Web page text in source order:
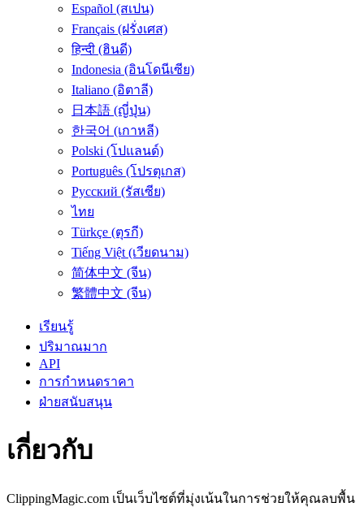
Español (สเปน)
Français (ฝรั่งเศส)
हिन्दी (ฮินดี)
Indonesia (อินโดนีเซีย)
Italiano (อิตาลี)
日本語 (ญี่ปุ่น)
한국어 (เกาหลี)
Polski (โปแลนด์)
Português (โปรตุเกส)
Русский (รัสเซีย)
ไทย
Türkçe (ตุรกี)
Tiếng Việt (เวียดนาม)
简体中文 (จีน)
繁體中文 (จีน)
เรียนรู้
ปริมาณมาก
API
การกำหนดราคา
ฝ่ายสนับสนุน
เกี่ยวกับ
ClippingMagic.com เป็นเว็บไซต์ที่มุ่งเน้นในการช่วยให้คุณลบพื้น